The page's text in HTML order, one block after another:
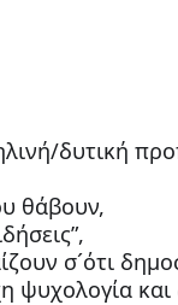
δυτική
θάβουν,
σ´ότι
ψυχολογία και